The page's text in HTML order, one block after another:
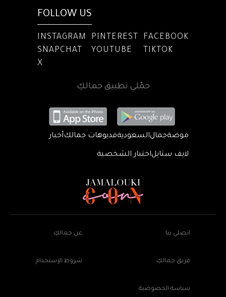
FOLLOW US
INSTAGRAM PINTEREST
FACEBOOK
SNAPCHAT
YOUTUBE
TIKTOK
X
حمّلي تطبيق جمالكِ
موضةجمالالسعوديةفديوهات جمالكأخبار
لايف ستايلاختبار الشخصية
اتصلي بنا عن جمالكِ
فريق جمالكِ شروط الإستخدام
سياسة الخصوصية